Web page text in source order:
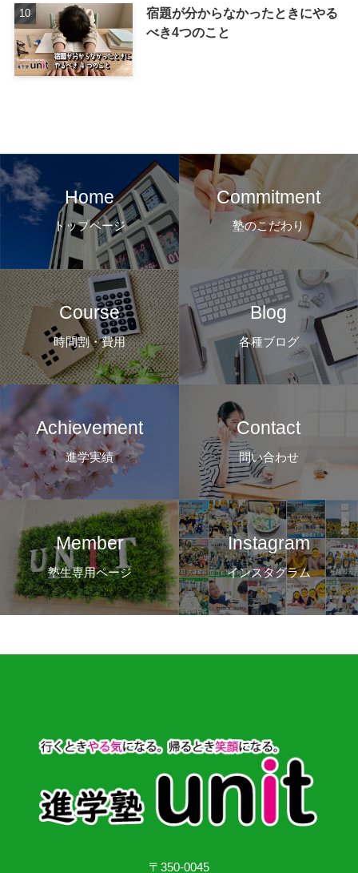
宿題が分からなかったときにやる
べき4つのこと
Home
トップページ
Commitment
塾のこだわり
Course
時間割・費用
Blog
各種ブログ
Achievement
進学実績
Contact
問い合わせ
Member
塾生専用ページ
Instagram
インスタグラム
〒350-0045